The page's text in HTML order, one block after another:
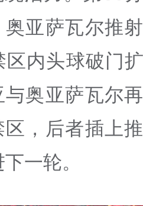
亚萨瓦尔推
内头球破门扩
奥亚萨瓦尔再
，后者插上推
一轮。